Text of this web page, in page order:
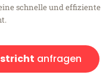
schnelle und effiziente
anfragen